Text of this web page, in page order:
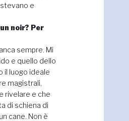
e
noir? Per
sempre. Mi
e quello dello
il luogo ideale
magistrali,
rivelare e che
di schiena di
cane. Non è